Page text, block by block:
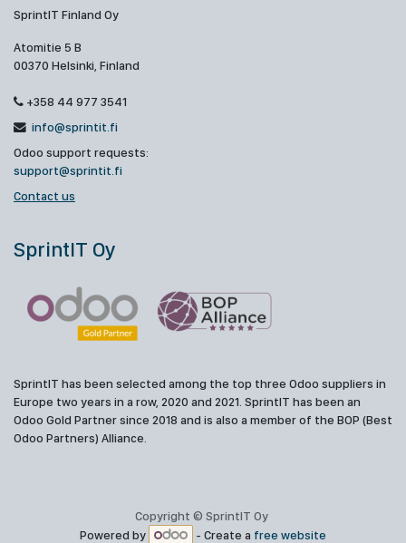
SprintIT Finland Oy
Atomitie 5 B
00370 Helsinki, Finland
+358 44 977 3541
info@sprintit.fi
Odoo support requests:
support@sprintit.fi
Contact us
SprintIT Oy
SprintIT has been selected among the top three Odoo suppliers in
Europe two years in a row, 2020 and 2021. SprintIT has been an
Odoo Gold Partner since 2018 and is also a member of the BOP (Best
Odoo Partners) Alliance.
Copyright © SprintIT Oy
Powered by
- Create a free website